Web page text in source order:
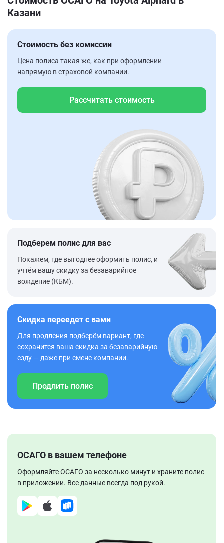
Казани
Стоимость без комиссии
Цена полиса такая же, как при оформлении
напрямую в страховой компании.
Рассчитать стоимость
Подберем полис для вас
Покажем, где выгоднее оформить полис, и
учтём вашу скидку за безаварийное
вождение (КБМ).
Скидка переедет с вами
Для продления подберём вариант, где
сохранится ваша скидка за безаварийную
езду — даже при смене компании.
Продлить полис
ОСАГО в вашем телефоне
Оформляйте ОСАГО за несколько минут и храните полис
в приложении. Все данные всегда под рукой.